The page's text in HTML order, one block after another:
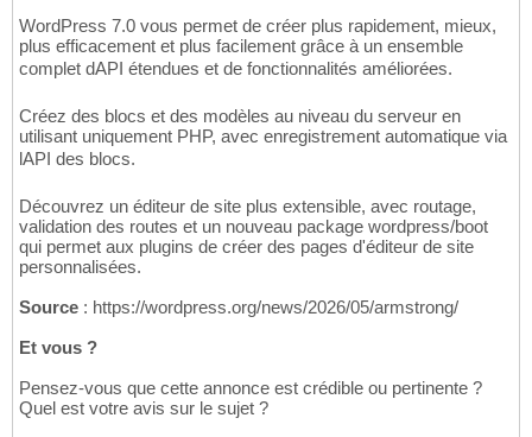
WordPress 7.0 vous permet de créer plus rapidement, mieux,
plus efficacement et plus facilement grâce à un ensemble
complet dAPI étendues et de fonctionnalités améliorées.
Créez des blocs et des modèles au niveau du serveur en
utilisant uniquement PHP, avec enregistrement automatique via
lAPI des blocs.
Découvrez un éditeur de site plus extensible, avec routage,
validation des routes et un nouveau package wordpress/boot
qui permet aux plugins de créer des pages d'éditeur de site
personnalisées.
Source : https://wordpress.org/news/2026/05/armstrong/
Et vous ?
Pensez-vous que cette annonce est crédible ou pertinente ?
Quel est votre avis sur le sujet ?